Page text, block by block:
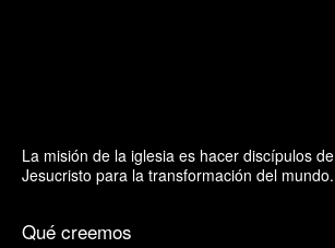
La misión de la iglesia es hacer discípulos de
Jesucristo para la transformación del mundo.
Qué creemos